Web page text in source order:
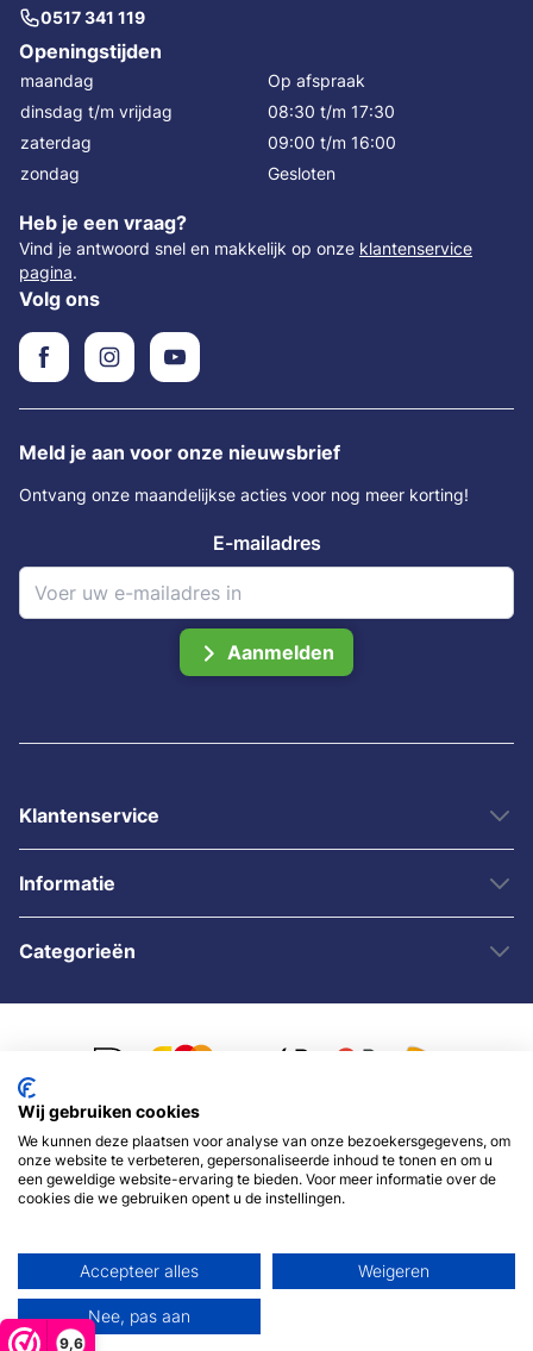
9,6
0517 341 119
Openingstijden
maandag
Op afspraak
dinsdag t/m vrijdag
08:30 t/m 17:30
zaterdag
09:00 t/m 16:00
zondag
Gesloten
Heb je een vraag?
Vind je antwoord snel en makkelijk op onze klantenservice
pagina.
Volg ons
Meld je aan voor onze nieuwsbrief
Ontvang onze maandelijkse acties voor nog meer korting!
E-mailadres
Aanmelden
Klantenservice
Informatie
Categorieën
© 2007 - 2026 - Sybshop.nl
Wij gebruiken cookies
We kunnen deze plaatsen voor analyse van onze bezoekersgegevens, om
onze website te verbeteren, gepersonaliseerde inhoud te tonen en om u
een geweldige website-ervaring te bieden. Voor meer informatie over de
cookies die we gebruiken opent u de instellingen.
Accepteer alles Weigeren
Nee, pas aan